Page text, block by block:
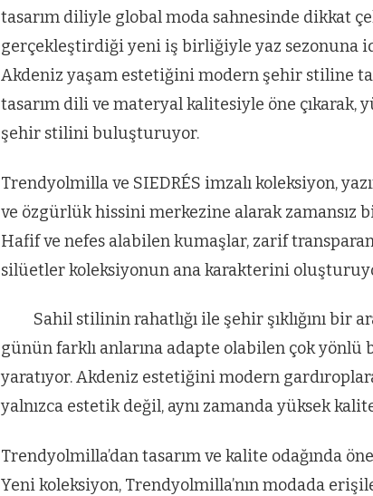
tasarım diliyle global moda sahnesinde dikkat
gerçekleştirdiği yeni iş birliğiyle yaz sezonuna
Akdeniz yaşam estetiğini modern şehir stiline
tasarım dili ve materyal kalitesiyle öne çıkarak,
şehir stilini buluşturuyor.
Trendyolmilla ve SIEDRÉS imzalı koleksiyon,
ve özgürlük hissini merkezine alarak zamansız
Hafif ve nefes alabilen kumaşlar, zarif
silüetler koleksiyonun ana karakterini
Sahil stilinin rahatlığı ile şehir şıklığını bir
günün farklı anlarına adapte olabilen çok yönlü
yaratıyor. Akdeniz estetiğini modern
yalnızca estetik değil, aynı zamanda yüksek
Trendyolmilla’dan tasarım ve kalite odağında
Yeni koleksiyon, Trendyolmilla’nın modada